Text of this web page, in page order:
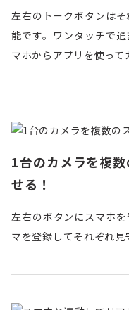
左右のトークボタンは
能です。ワンタッチで
マホからアプリを使って
1台のカメラを複
せる！
左右のボタンにスマホ
マを登録してそれぞれ見